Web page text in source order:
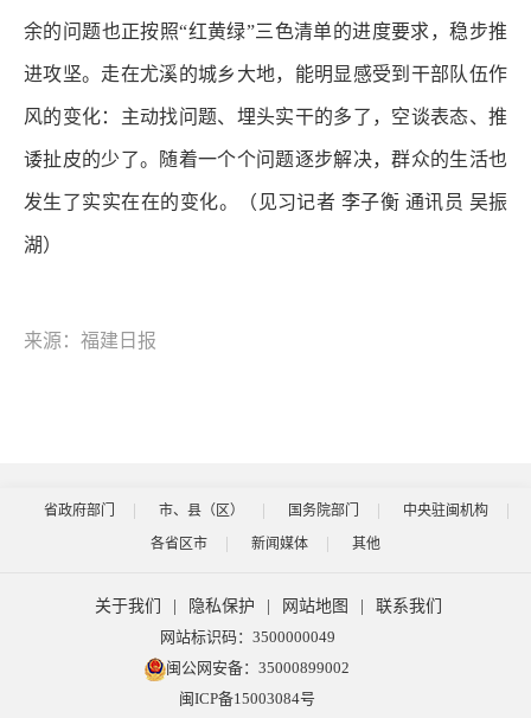
余的问题也正按照“红黄绿”三色清单的进度要求，稳步推
进攻坚。走在尤溪的城乡大地，能明显感受到干部队伍作
风的变化：主动找问题、埋头实干的多了，空谈表态、推
诿扯皮的少了。随着一个个问题逐步解决，群众的生活也
发生了实实在在的变化。（见习记者 李子衡 通讯员 吴振
湖）
来源：福建日报
省政府部门 市、县（区） 国务院部门
中央驻闽机构
各省区市
新闻媒体 其他
关于我们 隐私保护 网站地图
联系我们
网站标识码：3500000049
闽公网安备：35000899002
闽ICP备15003084号